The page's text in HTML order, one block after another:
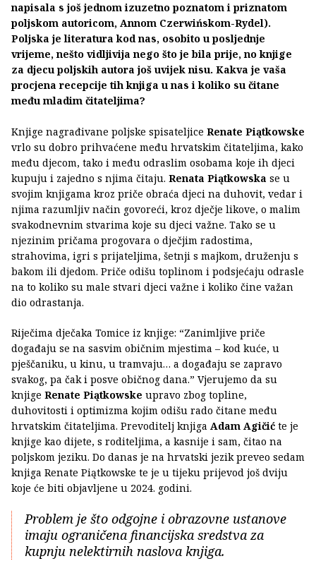
napisala s još jednom izuzetno poznatom i priznatom
poljskom autoricom, Annom Czerwińskom-Rydel).
Poljska je literatura kod nas, osobito u posljednje
vrijeme, nešto vidljivija nego što je bila prije, no knjige
za djecu poljskih autora još uvijek nisu. Kakva je vaša
procjena recepcije tih knjiga u nas i koliko su čitane
među mladim čitateljima?
Knjige nagrađivane poljske spisateljice Renate Piątkowske
vrlo su dobro prihvaćene među hrvatskim čitateljima, kako
među djecom, tako i među odraslim osobama koje ih djeci
kupuju i zajedno s njima čitaju. Renata Piątkowska se u
svojim knjigama kroz priče obraća djeci na duhovit, vedar i
njima razumljiv način govoreći, kroz dječje likove, o malim
svakodnevnim stvarima koje su djeci važne. Tako se u
njezinim pričama progovara o dječjim radostima,
strahovima, igri s prijateljima, šetnji s majkom, druženju s
bakom ili djedom. Priče odišu toplinom i podsjećaju odrasle
na to koliko su male stvari djeci važne i koliko čine važan
dio odrastanja.
Riječima dječaka Tomice iz knjige: “Zanimljive priče
događaju se na sasvim običnim mjestima – kod kuće, u
pješčaniku, u kinu, u tramvaju… a događaju se zapravo
svakog, pa čak i posve običnog dana.” Vjerujemo da su
knjige Renate Piątkowske upravo zbog topline,
duhovitosti i optimizma kojim odišu rado čitane među
hrvatskim čitateljima. Prevoditelj knjiga Adam Agičić te je
knjige kao dijete, s roditeljima, a kasnije i sam, čitao na
poljskom jeziku. Do danas je na hrvatski jezik preveo sedam
knjiga Renate Piątkowske te je u tijeku prijevod još dviju
koje će biti objavljene u 2024. godini.
Problem je što odgojne i obrazovne ustanove
imaju ograničena financijska sredstva za
kupnju nelektirnih naslova knjiga.